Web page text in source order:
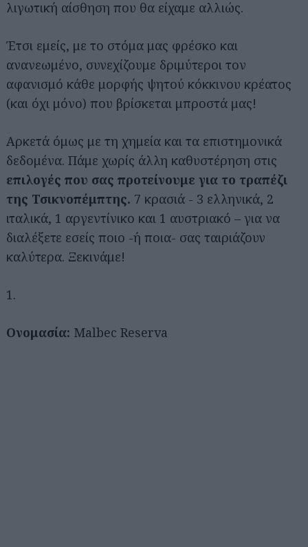
λιγωτική αίσθηση που θα είχαμε αλλιώς.
Έτσι εμείς, με το στόμα μας φρέσκο και
ανανεωμένο, συνεχίζουμε δριμύτεροι τον
αφανισμό κάθε μορφής ψητού κόκκινου κρέατος
(και όχι μόνο) που βρίσκεται μπροστά μας!
Αρκετά όμως με τη χημεία και τα επιστημονικά
δεδομένα. Πάμε χωρίς άλλη καθυστέρηση στις
επιλογές που σας προτείνουμε για το τραπέζι
της Τσικνοπέμπτης. 7 κρασιά - 3 ελληνικά, 2
ιταλικά, 1 αργεντίνικο και 1 αυστριακό – για να
διαλέξετε εσείς ποιο -ή ποια- σας ταιριάζουν
καλύτερα. Ξεκινάμε!
1.
Ονομασία: Malbec Reserva